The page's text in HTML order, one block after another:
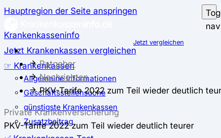
Hauptregion der Seite anspringen
Krankenkasseninfo
Jetzt Krankenkassen vergleichen
☞ Krankenkassen
Allgemeine Informationen
Geschäftsstellensuche
günstigste Krankenkassen
Zusatzbeitrag
Jetzt vergleichen
Ratgeber
Nachrichten
PKV-Tarife 2022 zum Teil wieder deutlich
Private Krankenversicherung
PKV-Tarife 2022 zum Teil wieder deutlich teurer